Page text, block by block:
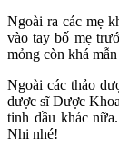
Ngoài ra các mẹ
vào tay bố mẹ
mỏng còn khá
Ngoài các thảo
dược sĩ Dược
tinh dầu khác
Nhi nhé!